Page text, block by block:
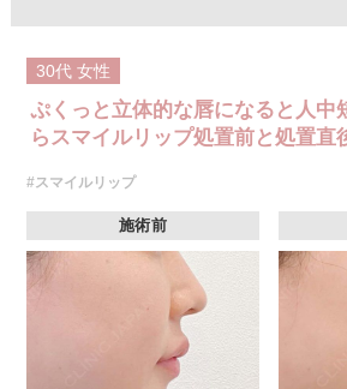
30代 女性
ぷくっと立体的な唇になると人中
らスマイルリップ処置前と処置直
#スマイルリップ
施術前